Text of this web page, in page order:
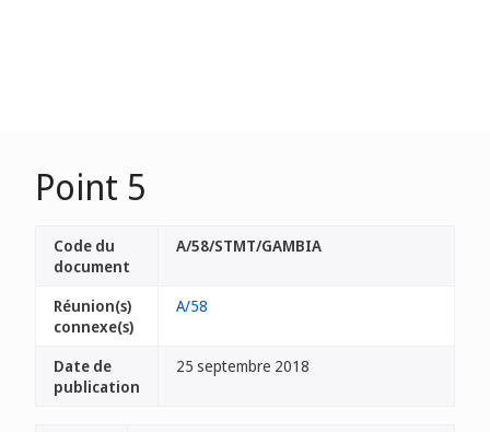
Point 5
Code du
document
A/58/STMT/GAMBIA
Réunion(s)
connexe(s)
A/58
Date de
publication
25 septembre 2018